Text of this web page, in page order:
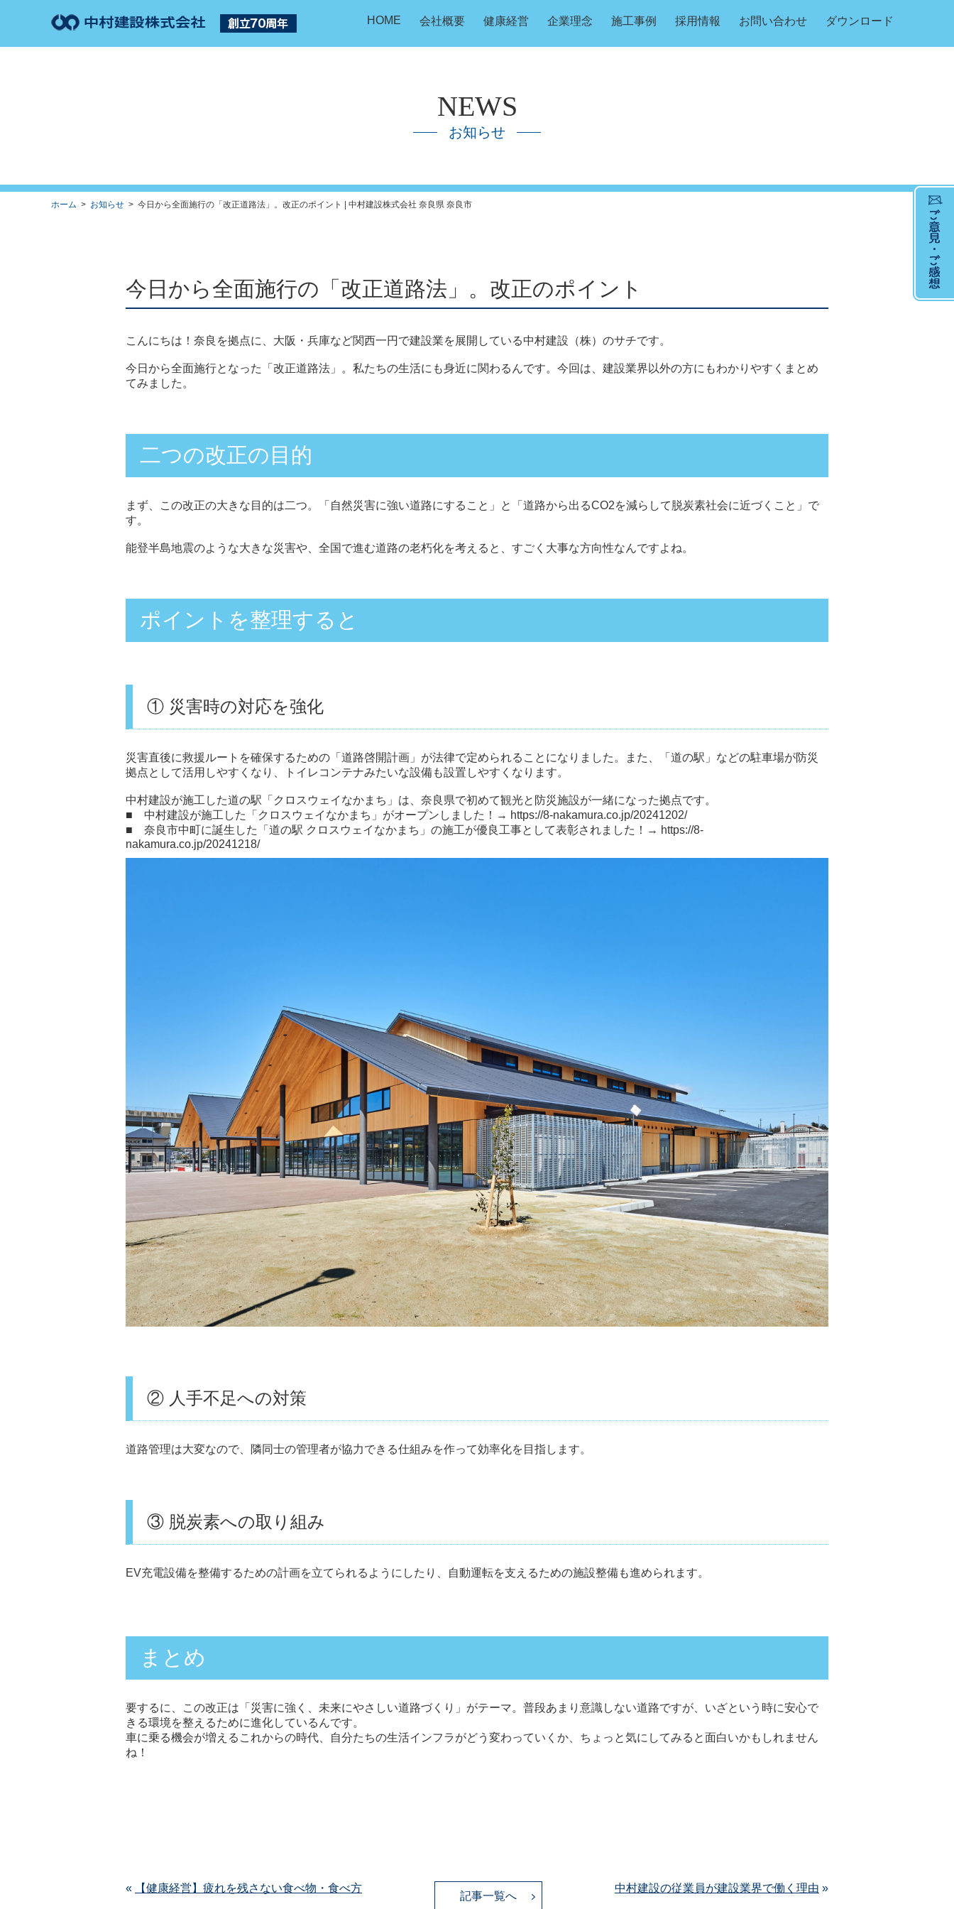
HOME 会社概要 健康経営 企業理念 施工事例 採用情報 お問い合わせ ダウンロード
NEWS
お知らせ
ホーム > お知らせ > 今日から全面施行の「改正道路法」。改正のポイント | 中村建設株式会社 奈良県 奈良市
今日から全面施行の「改正道路法」。改正のポイント
こんにちは！奈良を拠点に、大阪・兵庫など関西一円で建設業を展開している中村建設（株）のサチです。
今日から全面施行となった「改正道路法」。私たちの生活にも身近に関わるんです。今回は、建設業界以外の方にもわかりやすくまとめ
てみました。
二つの改正の目的
まず、この改正の大きな目的は二つ。「自然災害に強い道路にすること」と「道路から出るCO2を減らして脱炭素社会に近づくこと」で
す。
能登半島地震のような大きな災害や、全国で進む道路の老朽化を考えると、すごく大事な方向性なんですよね。
ポイントを整理すると
① 災害時の対応を強化
災害直後に救援ルートを確保するための「道路啓開計画」が法律で定められることになりました。また、「道の駅」などの駐車場が防災
拠点として活用しやすくなり、トイレコンテナみたいな設備も設置しやすくなります。
中村建設が施工した道の駅「クロスウェイなかまち」は、奈良県で初めて観光と防災施設が一緒になった拠点です。
■ 中村建設が施工した「クロスウェイなかまち」がオープンしました！→ https://8-nakamura.co.jp/20241202/
■ 奈良市中町に誕生した「道の駅 クロスウェイなかまち」の施工が優良工事として表彰されました！→ https://8-
nakamura.co.jp/20241218/
② 人手不足への対策
道路管理は大変なので、隣同士の管理者が協力できる仕組みを作って効率化を目指します。
③ 脱炭素への取り組み
EV充電設備を整備するための計画を立てられるようにしたり、自動運転を支えるための施設整備も進められます。
まとめ
要するに、この改正は「災害に強く、未来にやさしい道路づくり」がテーマ。普段あまり意識しない道路ですが、いざという時に安心で
きる環境を整えるために進化しているんです。
車に乗る機会が増えるこれからの時代、自分たちの生活インフラがどう変わっていくか、ちょっと気にしてみると面白いかもしれません
ね！
« 【健康経営】疲れを残さない食べ物・食べ方
記事一覧へ
中村建設の従業員が建設業界で働く理由 »